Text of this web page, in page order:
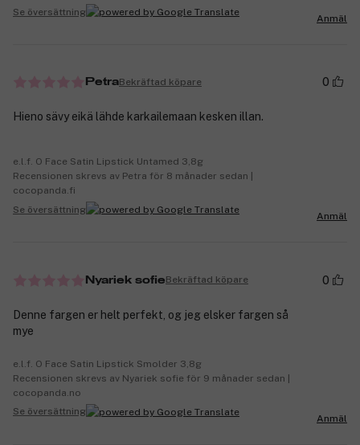
Se översättning
Anmäl
PetraBekräftad köpare 0
Hieno sävy eikä lähde karkailemaan kesken illan.
e.l.f. O Face Satin Lipstick Untamed 3,8g
Recensionen skrevs av Petra för 8 månader sedan |
cocopanda.fi
Se översättning
Anmäl
Nyariek sofieBekräftad köpare 0
Denne fargen er helt perfekt, og jeg elsker fargen så
mye
e.l.f. O Face Satin Lipstick Smolder 3,8g
Recensionen skrevs av Nyariek sofie för 9 månader sedan |
cocopanda.no
Se översättning
Anmäl